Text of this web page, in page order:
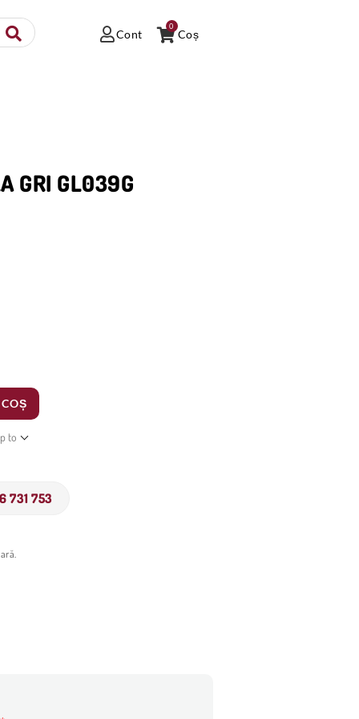
Cont Coș
0
GRI GL039G
to
731 753